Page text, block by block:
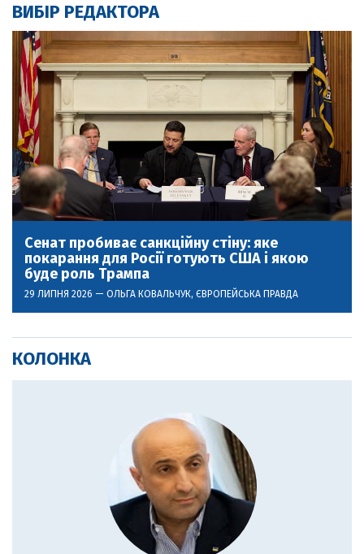
ВИБІР РЕДАКТОРА
Сенат пробиває санкційну стіну: яке
покарання для Росії готують США і якою
буде роль Трампа
29 ЛИПНЯ 2026 — ОЛЬГА КОВАЛЬЧУК, ЄВРОПЕЙСЬКА ПРАВДА
КОЛОНКА